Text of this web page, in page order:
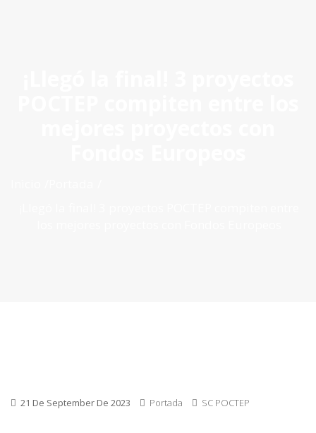
21 De September De 2023 Portada SC POCTEP